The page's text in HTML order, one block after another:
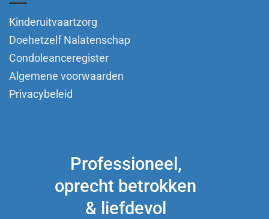
Kinderuitvaartzorg
Doehetzelf Nalatenschap
Condoleanceregister
Algemene voorwaarden
Privacybeleid
Professioneel,
oprecht betrokken
& liefdevol